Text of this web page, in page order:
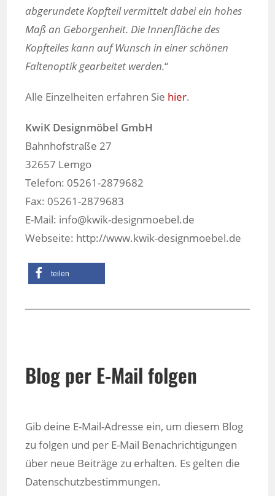
abgerundete Kopfteil vermittelt dabei ein hohes
Maß an Geborgenheit. Die Innenfläche des
Kopfteiles kann auf Wunsch in einer schönen
Faltenoptik gearbeitet werden.“
Alle Einzelheiten erfahren Sie hier.
KwiK Designmöbel GmbH
Bahnhofstraße 27
32657 Lemgo
Telefon: 05261-2879682
Fax: 05261-2879683
E-Mail: info@kwik-designmoebel.de
Webseite: http://www.kwik-designmoebel.de
teilen
Blog per E-Mail folgen
Gib deine E-Mail-Adresse ein, um diesem Blog
zu folgen und per E-Mail Benachrichtigungen
über neue Beiträge zu erhalten. Es gelten die
Datenschutzbestimmungen.